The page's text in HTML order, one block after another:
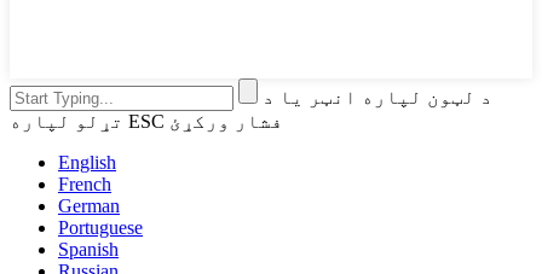
د لټون لپاره انټر یا د
تړلو لپاره ESC فشار ورکړئ
English
French
German
Portuguese
Spanish